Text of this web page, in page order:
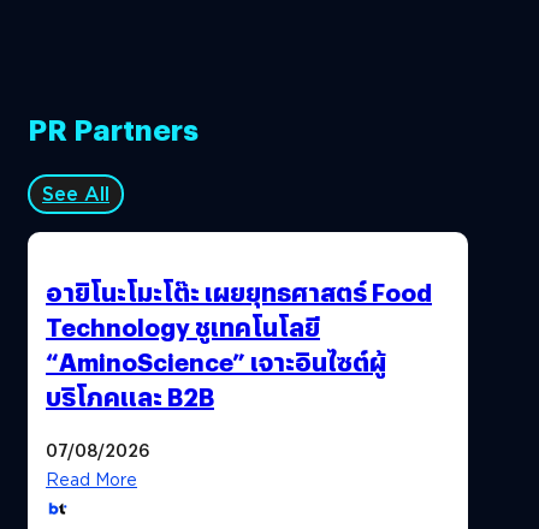
PR Partners
See All
อายิโนะโมะโต๊ะ เผยยุทธศาสตร์ Food
Technology ชูเทคโนโลยี
“AminoScience” เจาะอินไซต์ผู้
บริโภคและ B2B
07/08/2026
Read More